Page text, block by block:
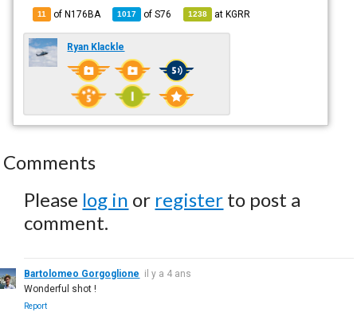
11 of N176BA 1017 ofS76 1238 atKGRR
Ryan Klackle
Comments
Please log in or register to post a
comment.
Bartolomeo Gorgoglione il y a 4 ans
Wonderful shot !
Report